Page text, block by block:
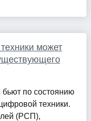
может
по состоянию
техники.
(РСП),